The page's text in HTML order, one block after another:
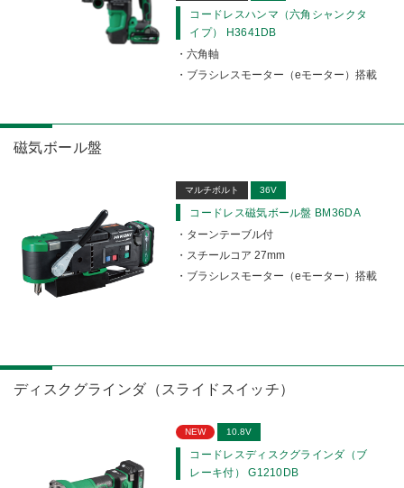
コードレスハンマ（六角シャンクタ
イプ） H3641DB
六角軸
ブラシレスモーター（eモーター）搭載
磁気ボール盤
マルチボルト 36V
コードレス磁気ボール盤 BM36DA
ターンテーブル付
スチールコア 27mm
ブラシレスモーター（eモーター）搭載
ディスクグラインダ（スライドスイッチ）
NEW 10.8V
コードレスディスクグラインダ（ブ
レーキ付） G1210DB